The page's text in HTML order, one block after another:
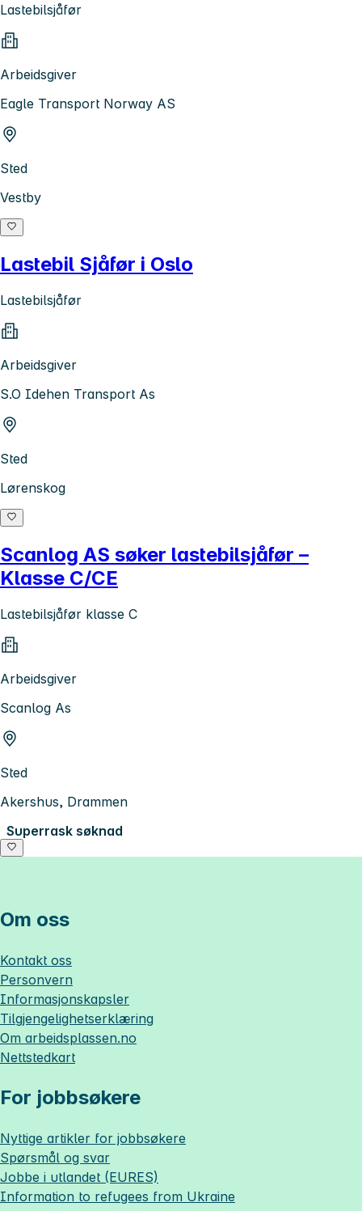
Lastebilsjåfør
Arbeidsgiver
Eagle Transport Norway AS
Sted
Vestby
Lastebil Sjåfør i Oslo
Lastebilsjåfør
Arbeidsgiver
S.O Idehen Transport As
Sted
Lørenskog
Scanlog AS søker lastebilsjåfør –
Klasse C/CE
Lastebilsjåfør klasse C
Arbeidsgiver
Scanlog As
Sted
Akershus, Drammen
Superrask søknad
Om oss
Kontakt oss
Personvern
Informasjonskapsler
Tilgjengelighetserklæring
Om arbeidsplassen.no
Nettstedkart
For jobbsøkere
Nyttige artikler for jobbsøkere
Spørsmål og svar
Jobbe i utlandet (EURES)
Information to refugees from Ukraine